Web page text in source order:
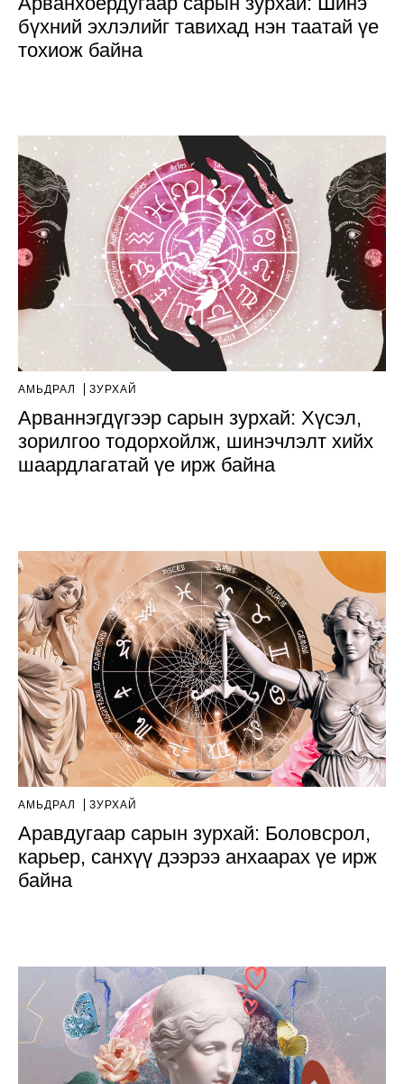
бүхний эхлэлийг тавихад нэн таатай үе
тохиож байна
АМЬДРАЛ ЗУРХАЙ
Арваннэгдүгээр сарын зурхай: Хүсэл,
зорилгоо тодорхойлж, шинэчлэлт хийх
шаардлагатай үе ирж байна
АМЬДРАЛ ЗУРХАЙ
Аравдугаар сарын зурхай: Боловсрол,
карьер, санхүү дээрээ анхаарах үе ирж
байна